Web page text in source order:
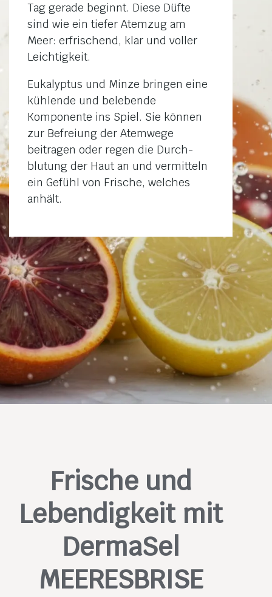
Tag gerade beginnt. Diese Düfte
sind wie ein tiefer Atemzug am
Meer: erfrischend, klar und voller
Leichtigkeit.
Eukalyptus und Minze bringen eine
kühlende und belebende
Komponente ins Spiel. Sie können
zur Befreiung der Atem­wege
beitragen oder regen die Durch­
blutung der Haut an und vermitteln
ein Gefühl von Frische, welches
anhält.
Frische und
Lebendigkeit mit
DermaSel
MEERESBRISE